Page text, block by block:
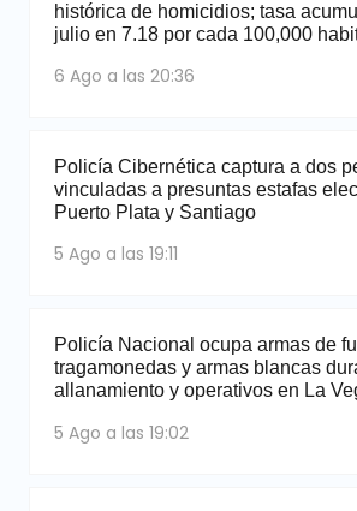
histórica de homicidios; tasa
julio en 7.18 por cada 100,000
6 Ago a las 20:36
Policía Cibernética captura a dos
vinculadas a presuntas estafas
Puerto Plata y Santiago
5 Ago a las 19:11
Policía Nacional ocupa armas de
tragamonedas y armas blancas
allanamiento y operativos en La
5 Ago a las 19:02